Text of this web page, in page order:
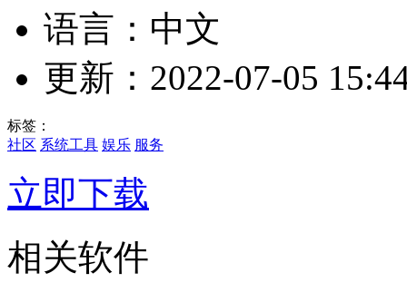
语言：中文
更新：2022-07-05
标签：
社区 系统工具 娱乐 服务
立即下载
相关软件